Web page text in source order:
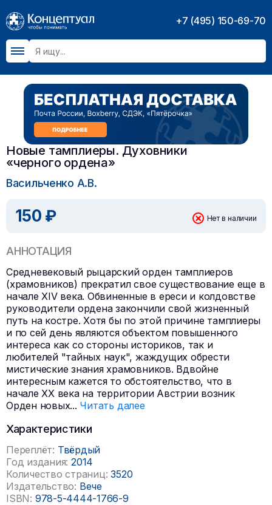
+7 (495) 150-69-70
Новые тамплиеры. Духовники
«черного ордена»
Васильченко А.В.
150 ₽ Нет в наличии
АННОТАЦИЯ
Средневековый рыцарский орден тамплиеров
(храмовников) прекратил свое существование еще в
начале XIV века. Обвиненные в ереси и колдовстве
руководители ордена закончили свой жизненный
путь на костре. Хотя бы по этой причине тамплиеры
и по сей день являются объектом повышенного
интереса как со стороны историков, так и
любителей "тайных наук", жаждущих обрести
мистические знания храмовников. Вдвойне
интересным кажется то обстоятельство, что в
начале XX века на территории Австрии возник
Орден новых... Читать далее
Характеристики
Переплёт: Твёрдый
Год издания: 2014
Количество страниц: 3520
Издательство: Вече
ISBN: 978-5-4444-1766-9